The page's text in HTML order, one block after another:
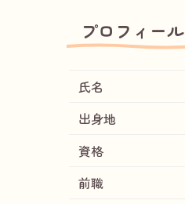
プロフィール
氏名
出身地
資格
前職